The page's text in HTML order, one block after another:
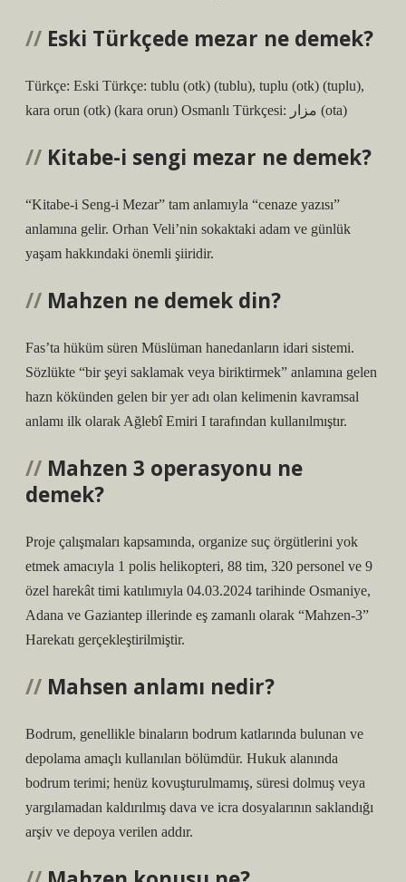
Eski Türkçede mezar ne demek?
Türkçe: Eski Türkçe: tublu‎ (otk) (tublu), tuplu‎ (otk) (tuplu),
kara orun‎ (otk) (kara orun) Osmanlı Türkçesi: مزار‎ (ota)
Kitabe-i sengi mezar ne demek?
“Kitabe-i Seng-i Mezar” tam anlamıyla “cenaze yazısı”
anlamına gelir. Orhan Veli’nin sokaktaki adam ve günlük
yaşam hakkındaki önemli şiiridir.
Mahzen ne demek din?
Fas’ta hüküm süren Müslüman hanedanların idari sistemi.
Sözlükte “bir şeyi saklamak veya biriktirmek” anlamına gelen
hazn kökünden gelen bir yer adı olan kelimenin kavramsal
anlamı ilk olarak Ağlebî Emiri I tarafından kullanılmıştır.
Mahzen 3 operasyonu ne
demek?
Proje çalışmaları kapsamında, organize suç örgütlerini yok
etmek amacıyla 1 polis helikopteri, 88 tim, 320 personel ve 9
özel harekât timi katılımıyla 04.03.2024 tarihinde Osmaniye,
Adana ve Gaziantep illerinde eş zamanlı olarak “Mahzen-3”
Harekatı gerçekleştirilmiştir.
Mahsen anlamı nedir?
Bodrum, genellikle binaların bodrum katlarında bulunan ve
depolama amaçlı kullanılan bölümdür. Hukuk alanında
bodrum terimi; henüz kovuşturulmamış, süresi dolmuş veya
yargılamadan kaldırılmış dava ve icra dosyalarının saklandığı
arşiv ve depoya verilen addır.